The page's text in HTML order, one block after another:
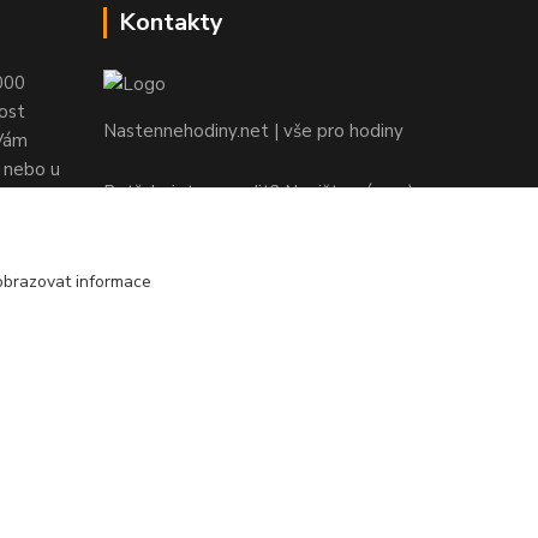
u
Kontakty
Nastennehodiny.net | vše pro hodiny
Potřebujete poradit? Napište nám. ;-)
informace